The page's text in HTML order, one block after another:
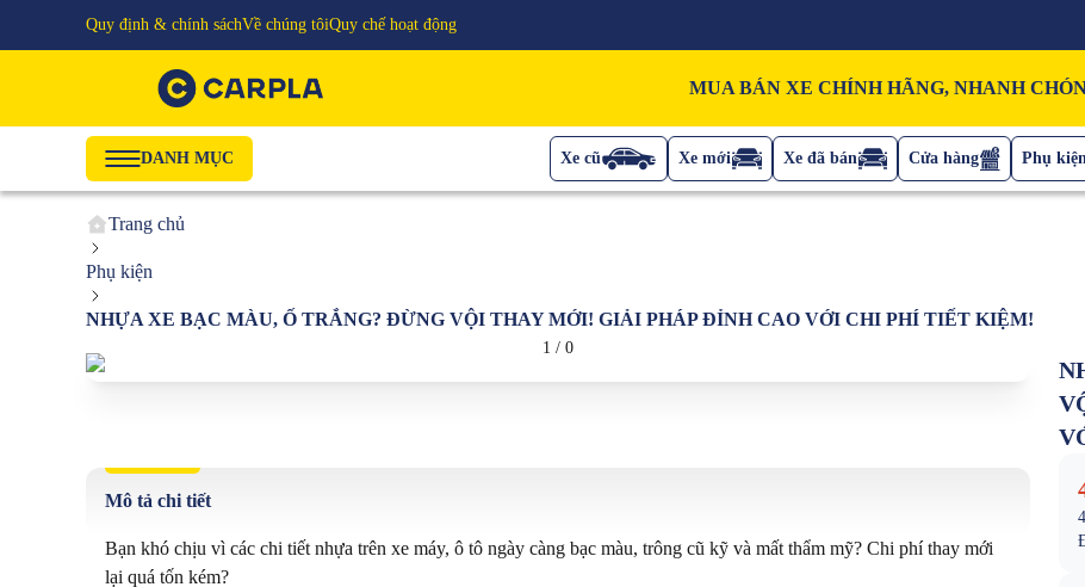
Quy định & chính sáchVề chúng tôiQuy chế hoạt động
MUA BÁN XE CHÍNH HÃNG, NHANH
DANH MỤC Xe cũ Xe mới Xe đã bán Cửa hàng Phụ
Trang chủ
Phụ kiện
NHỰA XE BẠC MÀU, Ố TRẮNG? ĐỪNG VỘI THAY MỚI! GIẢI PHÁP ĐỈNH CAO VỚI CHI PHÍ TIẾT KIỆM!
1 / 0
Mô tả chi tiết
Bạn khó chịu vì các chi tiết nhựa trên xe máy, ô tô ngày càng bạc màu, trông cũ kỹ và mất thẩm mỹ? Chi phí thay mới
lại quá tốn kém?